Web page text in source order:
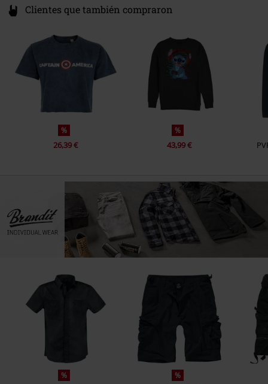
Clientes que también compraron
%
26,39 €
%
43,99 €
%
%